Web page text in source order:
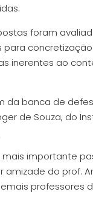
foram
inerentes ao
banca de
de Souza, do
importante
do prof.
professores